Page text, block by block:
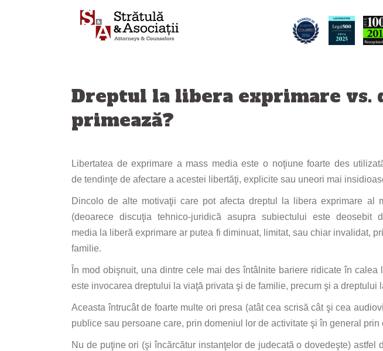
Dreptul la libera exprimare vs.
primează?
Libertatea de exprimare a mass media este o noţiune foarte des
de tendinţe de afectare a acestei libertăţi, explicite sau uneori mai
Dincolo de alte motivaţii care potafecta dreptul la libera exprimare al
(deoarecediscuţia tehnico-juridică asupra subiectului este deosebit
media la liberă exprimare ar putea fi diminuat, limitat, sau chiar invalidat,
familie.
În mod obişnuit, una dintre cele mai des întâlnite bariere ridicate în calea
este invocarea dreptului la viaţă privata şi de familie, precum şi a dreptului
Aceasta întrucâtde foarte multe ori presa (atât cea scrisă cât şi cea
publice sau persoane care, prin domeniul lor de activitate şi în general prin
Nu de puţine ori (şi încărcătur instanţelorde judecată odovedeşte) astfel